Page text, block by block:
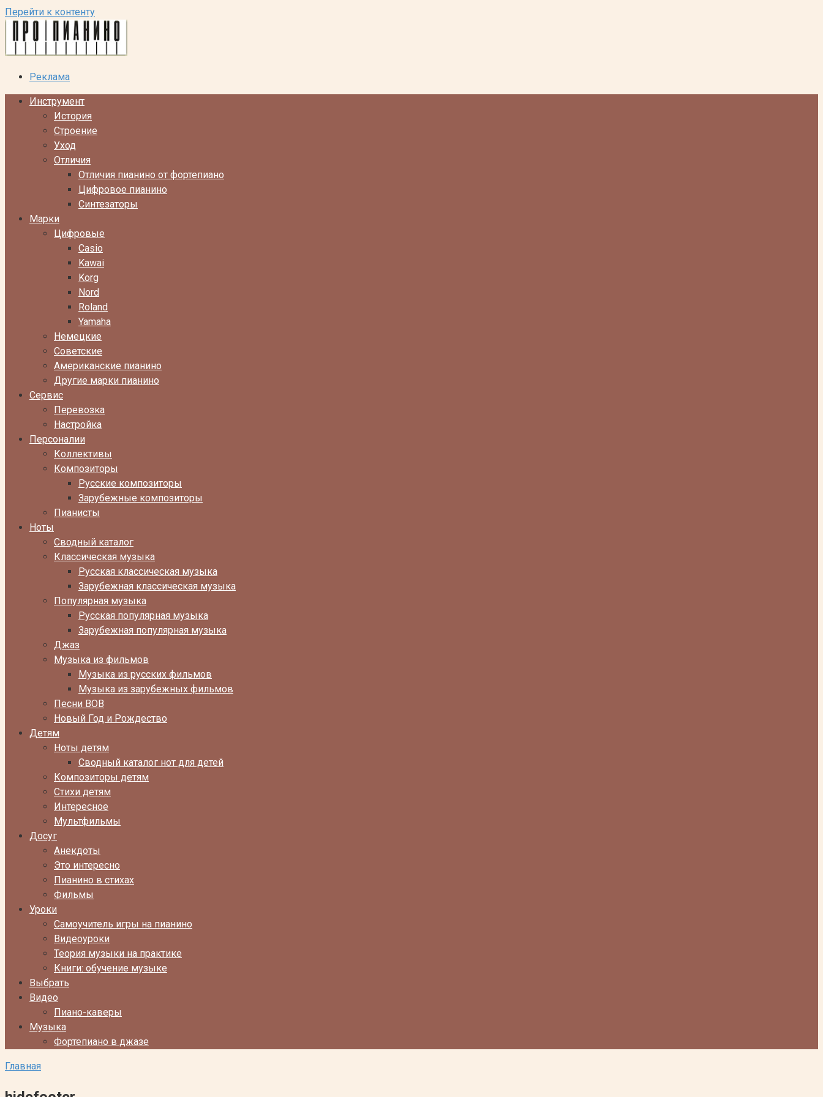
Перейти к контенту
Реклама
Инструмент
История
Строение
Уход
Отличия
Отличия пианино от фортепиано
Цифровое пианино
Синтезаторы
Марки
Цифровые
Casio
Kawai
Korg
Nord
Roland
Yamaha
Немецкие
Советские
Американские пианино
Другие марки пианино
Сервис
Перевозка
Настройка
Персоналии
Коллективы
Композиторы
Русские композиторы
Зарубежные композиторы
Пианисты
Ноты
Сводный каталог
Классическая музыка
Русская классическая музыка
Зарубежная классическая музыка
Популярная музыка
Русская популярная музыка
Зарубежная популярная музыка
Джаз
Музыка из фильмов
Музыка из русских фильмов
Музыка из зарубежных фильмов
Песни ВОВ
Новый Год и Рождество
Детям
Ноты детям
Сводный каталог нот для детей
Композиторы детям
Стихи детям
Интересное
Мультфильмы
Досуг
Анекдоты
Это интересно
Пианино в стихах
Фильмы
Уроки
Самоучитель игры на пианино
Видеоуроки
Теория музыки на практике
Книги: обучение музыке
Выбрать
Видео
Пиано-каверы
Музыка
Фортепиано в джазе
Главная